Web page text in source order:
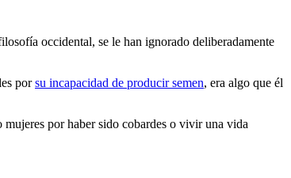
occidental, se le han ignorado deliberadamente
porsu incapacidad de producir semen, era algo que él
mujeres por haber sido cobardes o vivir una vida